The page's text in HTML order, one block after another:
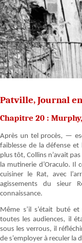
Patville, Journal
Chapitre 20 :
Après un tel procès, —
faiblesse de la défense
plus tôt, Collins n’avait
la mutinerie d’Oraculo.
cuisiner le Rat, avec
agissements du sieur
connaissance.
Même s’il s’était buté
toutes les audiences, il
sous les verrous, il
de s’employer à reculer la